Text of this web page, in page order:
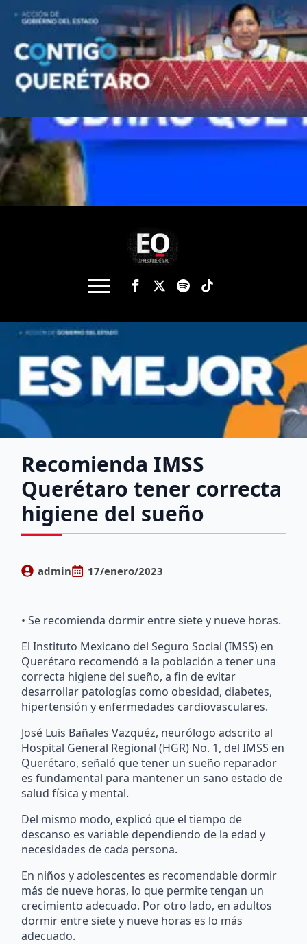
Recomienda IMSS
Querétaro tener correcta
higiene del sueño
admin 17/enero/2023
• Se recomienda dormir entre siete y nueve horas.
El Instituto Mexicano del Seguro Social (IMSS) en
Querétaro recomendó a la población a tener una
correcta higiene del sueño, a fin de evitar
desarrollar patologías como obesidad, diabetes,
hipertensión y enfermedades cardiovasculares.
José Luis Bañales Vazquéz, neurólogo adscrito al
Hospital General Regional (HGR) No. 1, del IMSS en
Querétaro, señaló que tener un sueño reparador
es fundamental para mantener un sano estado de
salud física y mental.
Del mismo modo, explicó que el tiempo de
descanso es variable dependiendo de la edad y
necesidades de cada persona.
En niños y adolescentes es recomendable dormir
más de nueve horas, lo que permite tengan un
crecimiento adecuado. Por otro lado, en adultos
dormir entre siete y nueve horas es lo más
adecuado.